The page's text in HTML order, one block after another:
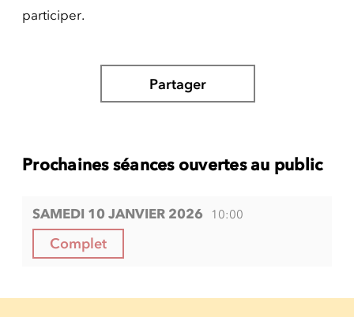
participer.
Partager
Prochaines séances ouvertes au public
SAMEDI 10 JANVIER 2026 10:00
Complet